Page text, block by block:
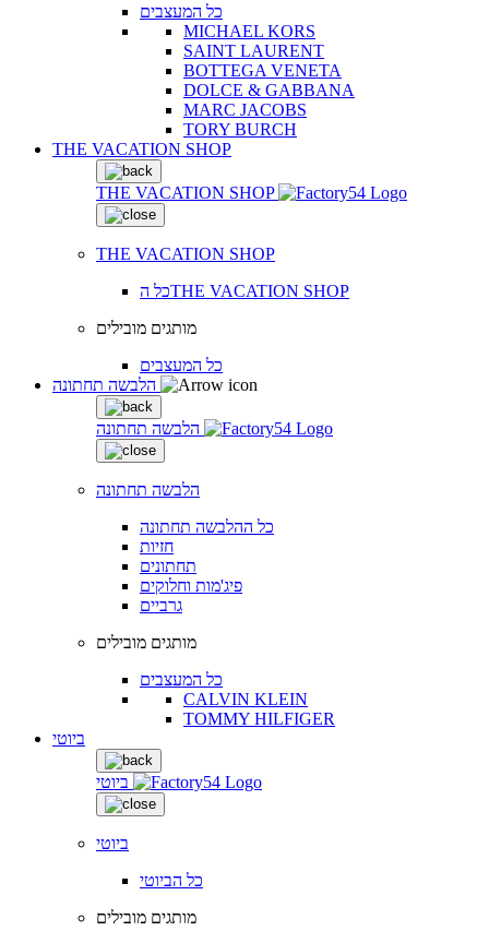
כל המעצבים
MICHAEL KORS
SAINT LAURENT
BOTTEGA VENETA
DOLCE & GABBANA
MARC JACOBS
TORY BURCH
THE VACATION SHOP
THE VACATION SHOP
THE VACATION SHOP
כל הTHE VACATION SHOP
מותגים מובילים
כל המעצבים
הלבשה תחתונה
הלבשה תחתונה
כל ההלבשה תחתונה
חזיות
תחתונים
פיג'מות וחלוקים
גרביים
מותגים מובילים
כל המעצבים
CALVIN KLEIN
TOMMY HILFIGER
ביוטי
ביוטי
ביוטי
כל הביוטי
מותגים מובילים